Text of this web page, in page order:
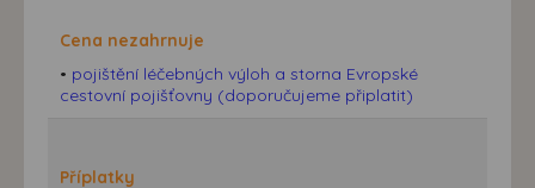
Cena nezahrnuje
• pojištění léčebných výloh a storna Evropské
cestovní pojišťovny (doporučujeme připlatit)
Příplatky